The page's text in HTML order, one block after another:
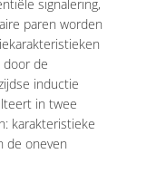
signalering,
paren worden
door de
inductie
in twee
karakteristieke
de oneven